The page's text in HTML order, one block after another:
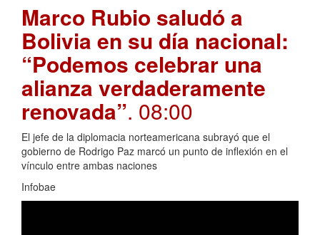
Marco Rubio saludó a
Bolivia en su día nacional:
“Podemos celebrar una
alianza verdaderamente
renovada”. 08:00
El jefe de la diplomacia norteamericana subrayó que el
gobierno de Rodrigo Paz marcó un punto de inflexión en el
vínculo entre ambas naciones
Infobae